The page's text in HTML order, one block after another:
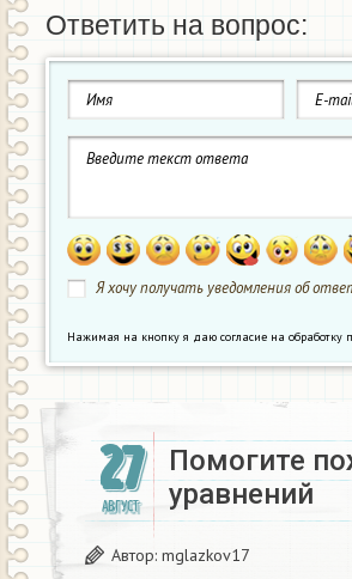
Ответить на вопрос:
Я хочу получать уведомления об
Нажимая на кнопку я даю согласие на
27
АВГУСТ
Помогите
уравнений
Автор: mglazkov17